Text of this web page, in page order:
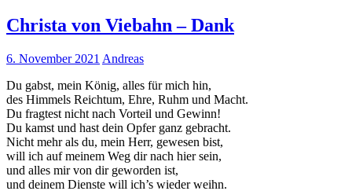
Christa von Viebahn – Dank
6. November 2021 Andreas
Du gabst, mein König, alles für mich hin,
des Himmels Reichtum, Ehre, Ruhm und Macht.
Du fragtest nicht nach Vorteil und Gewinn!
Du kamst und hast dein Opfer ganz gebracht.
Nicht mehr als du, mein Herr, gewesen bist,
will ich auf meinem Weg dir nach hier sein,
und alles mir von dir geworden ist,
und deinem Dienste will ich’s wieder weihn.